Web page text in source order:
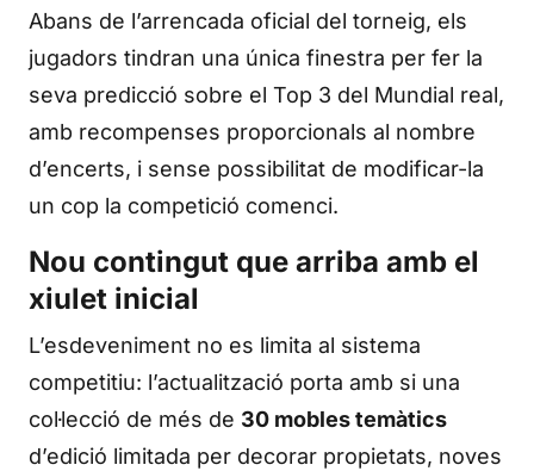
Abans de l’arrencada oficial del torneig, els
jugadors tindran una única finestra per fer la
seva predicció sobre el Top 3 del Mundial real,
amb recompenses proporcionals al nombre
d’encerts, i sense possibilitat de modificar-la
un cop la competició comenci.
Nou contingut que arriba amb el
xiulet inicial
L’esdeveniment no es limita al sistema
competitiu: l’actualització porta amb si una
col·lecció de més de 30 mobles temàtics
d’edició limitada per decorar propietats, noves